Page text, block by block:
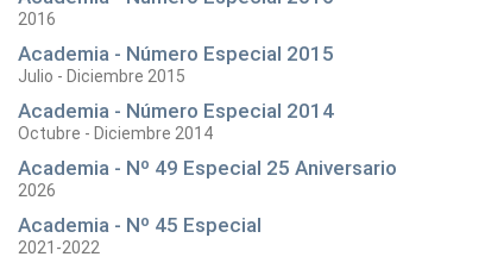
2016
Academia - Número Especial 2015
Julio - Diciembre 2015
Academia - Número Especial 2014
Octubre - Diciembre 2014
Academia - Nº 49 Especial 25 Aniversario
2026
Academia - Nº 45 Especial
2021-2022